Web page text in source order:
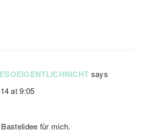
says
at 9:05
für mich.